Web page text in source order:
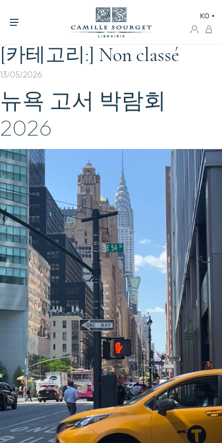
KO
[카테고리:] Non classé
13/05/2026
뉴욕 고서 박람회
2026